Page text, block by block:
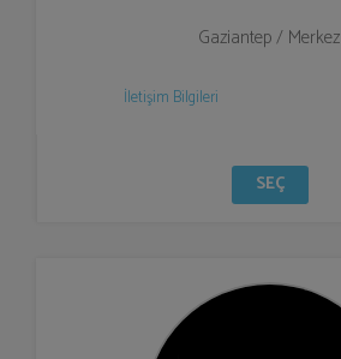
Gaziantep / Merkez
İletişim Bilgileri
SEÇ